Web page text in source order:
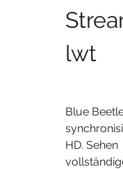
lwt
Blue
HD. Sehen